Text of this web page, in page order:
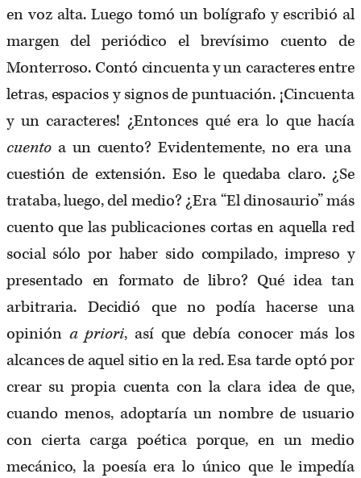
en voz alta. Luego tomó un bolígrafo y escribió al
margen del periódico el brevísimo cuento de
Monterroso. Contó cincuenta y un caracteres entre
letras, espacios y signos de puntuación. ¡Cincuenta
y un caracteres! ¿Entonces qué era lo que hacía
cuentoa un cuento? Evidentemente, no era una
cuestión de extensión. Eso le quedaba claro. ¿Se
trataba, luego, del medio? ¿Era “El dinosaurio” más
cuento que las publicaciones cortas en aquella red
social sólo por haber sido compilado, impreso y
presentado en formato de libro? Qué idea tan
arbitraria. Decidió que no podía hacerse una
opinión a priori, así que debía conocer más los
alcances de aquel sitio en la red. Esa tarde optó por
crear su propia cuenta con la clara idea de que,
cuando menos, adoptaría un nombre de usuario
con cierta carga poética porque, en un medio
mecánico, la poesía era lo único que le impedía